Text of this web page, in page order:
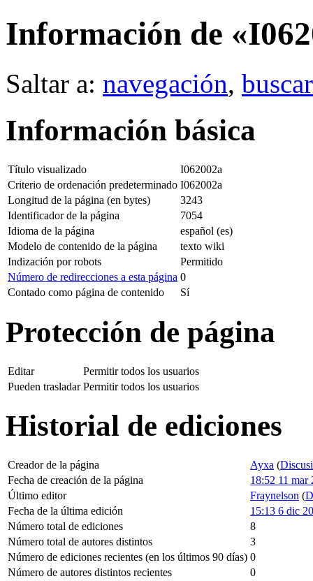
Información de
Saltar a: navegación, buscar
Información básica
Título visualizado
I062002a
Criterio de ordenación predeterminado I062002a
Longitud de la página (en bytes)
3243
Identificador de la página
7054
Idioma de la página
español (es)
Modelo de contenido de la página
texto wiki
Indización por robots
Permitido
Número de redirecciones a esta página 0
Contado como página de contenido
Sí
Protección de página
Editar
Permitir todos los usuarios
Pueden trasladar Permitir todos los usuarios
Historial de ediciones
Creador de la página Ayxa (
Fecha de creación de la página
18:52 11 mar
Último editor
Fraynelson (
Fecha de la última edición
15:13 6 dic
Número total de ediciones
8
Número total de autores distintos
3
Número de ediciones recientes (en los últimos 90 días) 0
Número de autores distintos recientes
0